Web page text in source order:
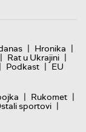
| Hronika |
| Rat u Ukrajini |
| Podkast | EU
| Rukomet |
sportovi |